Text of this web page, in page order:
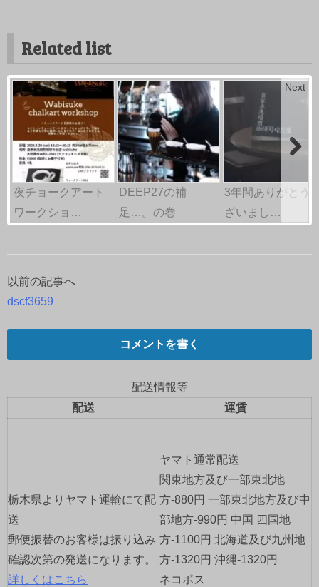
Related list
夜チョークアート
ワークショ…
DEEP27の補
足…。の巻
3年間ありがとう
ざいまし…
Next
投
ョ
ン
以前の記事へ
dscf3659
コメントを書く
配送情報等
配送
運賃
栃木県よりヤマト運輸にて配
送
郵便振替のお客様は振り込み
確認次第の発送になります。
詳しくはこちら
ヤマト通常配送
関東地方及び一部東北地
方-880円 一部東北地方及び中
部地方-990円 中国 四国地
方-1100円 北海道及び九州地
方-1320円 沖縄-1320円
ネコポス